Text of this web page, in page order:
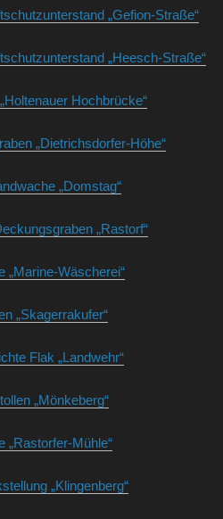
„Gefion-Straße“
„Heesch-Straße“
Hochbrücke“
„Dietrichsdorfer-Höhe“
„Domstag“
„Rastorf“
„Marine-Wäscherei“
„Skagerrakufer“
Flak „Landwehr“
„Mönkeberg“
„Rastorfer-Mühle“
„Klingenberg“